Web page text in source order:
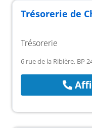
Trésorerie de
Trésorerie
6 rue de la Ribière, BP